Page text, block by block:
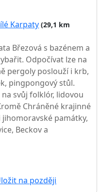
Karpaty (29,1 km
Březová s bazénem a
Odpočívat lze na
pergoly poslouží i krb,
pingpongový stůl.
svůj folklór, lidovou
Chráněné krajinné
památky,
Beckov a
na později